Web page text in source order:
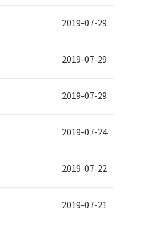
2019-07-29
2019-07-29
2019-07-29
2019-07-24
2019-07-22
2019-07-21